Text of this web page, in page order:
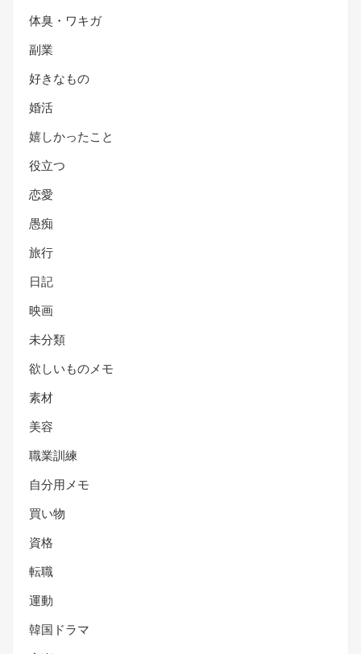
体臭・ワキガ
副業
好きなもの
婚活
嬉しかったこと
役立つ
恋愛
愚痴
旅行
日記
映画
未分類
欲しいものメモ
素材
美容
職業訓練
自分用メモ
買い物
資格
転職
運動
韓国ドラマ